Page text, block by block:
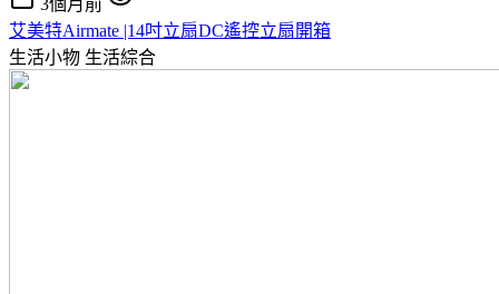
艾美特Airmate |14吋立扇DC遙控立扇開箱
生活小物 生活綜合